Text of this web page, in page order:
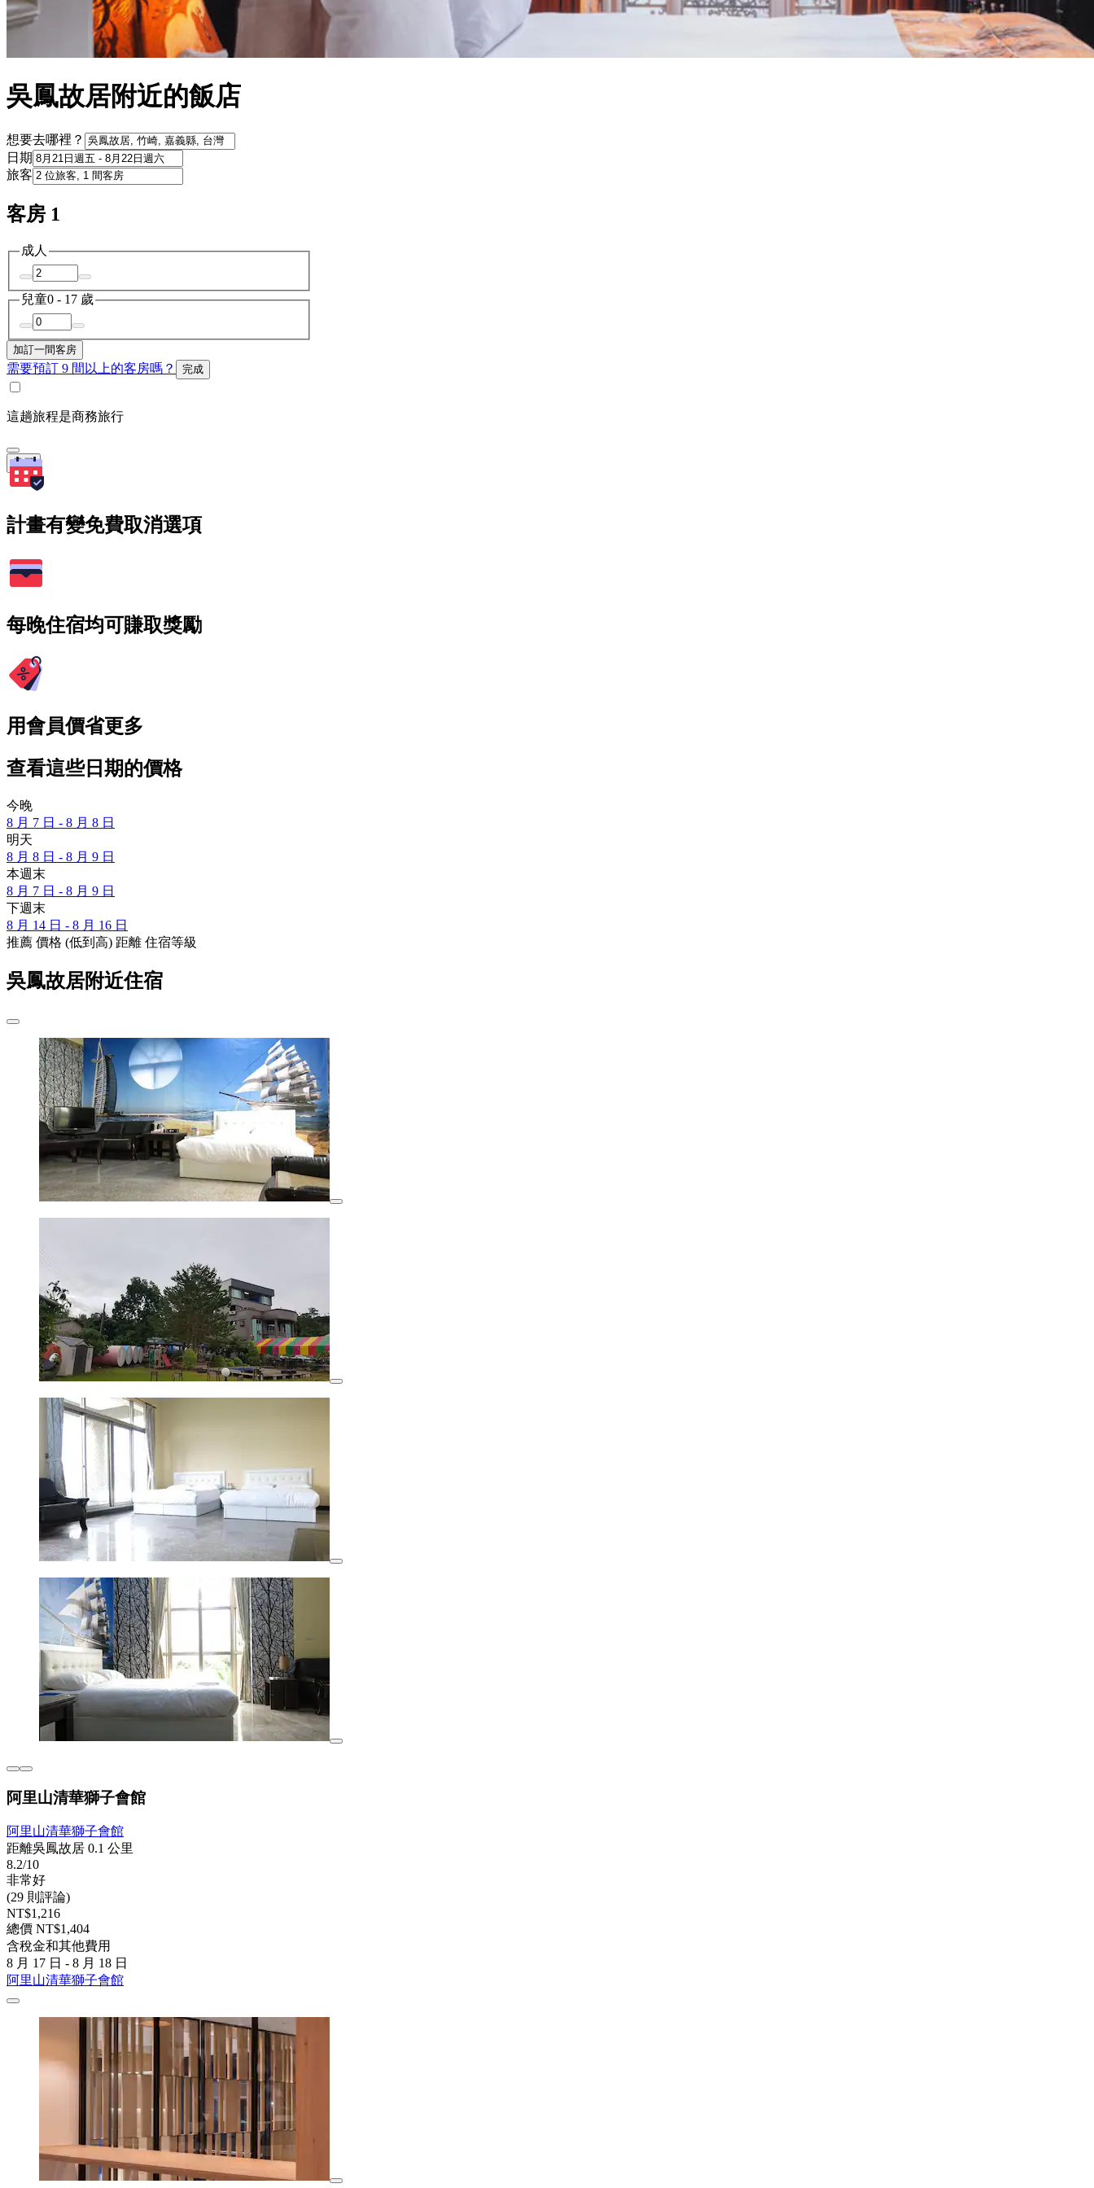
吳鳳故居附近的飯店
想要去哪裡？
日期
旅客
客房 1
成人
兒童0 - 17 歲
加訂一間客房
需要預訂 9 間以上的客房嗎？ 完成
這趟旅程是商務旅行
搜尋
計畫有變免費取消選項
每晚住宿均可賺取獎勵
用會員價省更多
查看這些日期的價格
今晚
8 月 7 日 - 8 月 8 日
明天
8 月 8 日 - 8 月 9 日
本週末
8 月 7 日 - 8 月 9 日
下週末
8 月 14 日 - 8 月 16 日
推薦 價格 (低到高) 距離 住宿等級
吳鳳故居附近住宿
阿里山清華獅子會館
阿里山清華獅子會館
距離吳鳳故居 0.1 公里
8.2/10
非常好
(29 則評論)
NT$1,216
總價 NT$1,404
含稅金和其他費用
8 月 17 日 - 8 月 18 日
阿里山清華獅子會館